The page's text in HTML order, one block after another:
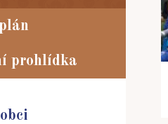
prohlídka